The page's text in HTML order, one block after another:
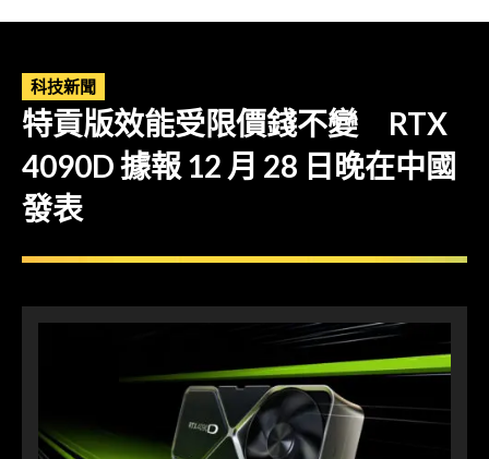
科技新聞
特貢版效能受限價錢不變 RTX
4090D 據報 12 月 28 日晚在中國
發表